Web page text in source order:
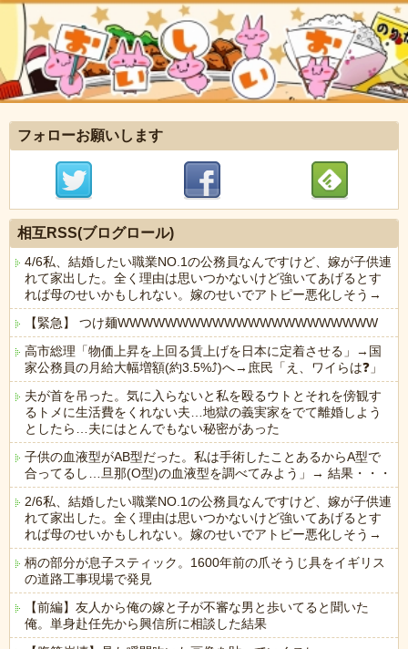
フォローお願いします
相互RSS(ブログロール)
4/6私、結婚したい職業NO.1の公務員なんですけど、嫁が子供連
れて家出した。全く理由は思いつかないけど強いてあげるとす
れば母のせいかもしれない。嫁のせいでアトピー悪化しそう→
【緊急】 つけ麺WWWWWWWWWWWWWWWWWWWWWW
高市総理「物価上昇を上回る賃上げを日本に定着させる」→国
家公務員の月給大幅増額(約3.5%⤴)へ→庶民「え、ワイらは❓」
夫が首を吊った。気に入らないと私を殴るウトとそれを傍観す
るトメに生活費をくれない夫…地獄の義実家をでて離婚しよう
としたら…夫にはとんでもない秘密があった
子供の血液型がAB型だった。私は手術したことあるからA型で
合ってるし…旦那(O型)の血液型を調べてみよう」→ 結果・・・
2/6私、結婚したい職業NO.1の公務員なんですけど、嫁が子供連
れて家出した。全く理由は思いつかないけど強いてあげるとす
れば母のせいかもしれない。嫁のせいでアトピー悪化しそう→
柄の部分が息子スティック。1600年前の爪そうじ具をイギリス
の道路工事現場で発見
【前編】友人から俺の嫁と子が不審な男と歩いてると聞いた
俺。単身赴任先から興信所に相談した結果